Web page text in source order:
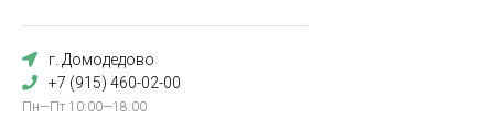
г. Домодедово
+7 (915) 460-02-00
Пн—Пт 10:00—18:00